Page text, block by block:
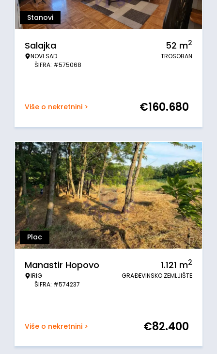
Stanovi
Salajka
NOVI SAD
ŠIFRA: #575068
52 m2
TROSOBAN
Više o nekretnini > €160.680
Plac
Manastir Hopovo
IRIG
ŠIFRA: #574237
1.121 m2
GRAĐEVINSKO ZEMLJIŠTE
Više o nekretnini > €82.400